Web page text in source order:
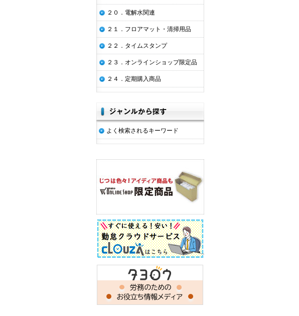
２０．電解水関連
２１．フロアマット・清掃用品
２２．タイムスタンプ
２３．オンラインショップ限定品
２４．定期購入商品
よく検索されるキーワード